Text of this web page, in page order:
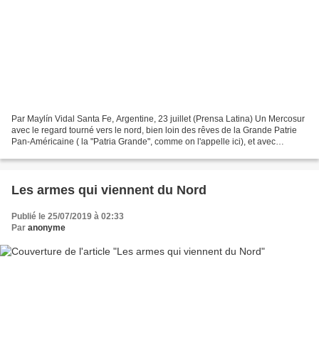
Par Maylín Vidal Santa Fe, Argentine, 23 juillet (Prensa Latina) Un Mercosur
avec le regard tourné vers le nord, bien loin des rêves de la Grande Patrie
Pan-Américaine ( la "Patria Grande", comme on l'appelle ici), et avec
Les armes qui viennent du Nord
Publié le 25/07/2019 à 02:33
Par anonyme